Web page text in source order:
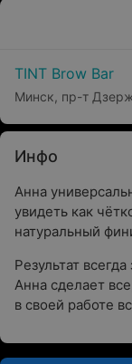
TINT Brow Bar
Минск, пр-т
Инфо
Анна
увидеть как
натуральный
Результат
Анна сделает
в своей работе